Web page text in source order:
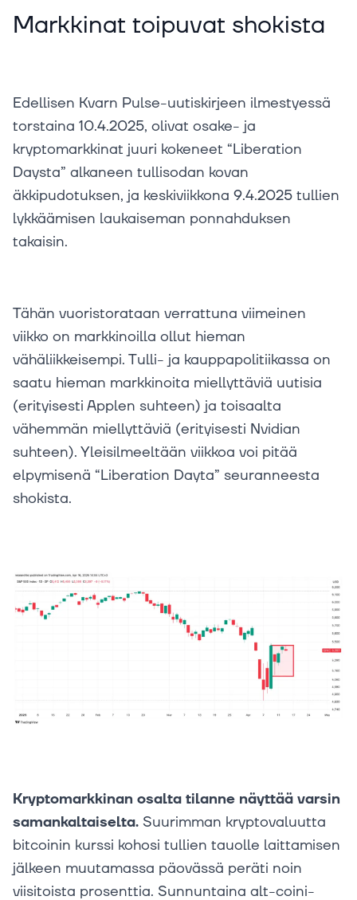
Markkinat toipuvat shokista
Edellisen Kvarn Pulse-uutiskirjeen ilmestyessä
torstaina 10.4.2025, olivat osake- ja
kryptomarkkinat juuri kokeneet “Liberation
Daysta” alkaneen tullisodan kovan
äkkipudotuksen, ja keskiviikkona 9.4.2025 tullien
lykkäämisen laukaiseman ponnahduksen
takaisin.
Tähän vuoristorataan verrattuna viimeinen
viikko on markkinoilla ollut hieman
vähäliikkeisempi. Tulli- ja kauppapolitiikassa on
saatu hieman markkinoita miellyttäviä uutisia
(erityisesti Applen suhteen) ja toisaalta
vähemmän miellyttäviä (erityisesti Nvidian
suhteen). Yleisilmeeltään viikkoa voi pitää
elpymisenä “Liberation Dayta” seuranneesta
shokista.
Kryptomarkkinan osalta tilanne näyttää varsin
samankaltaiselta. Suurimman kryptovaluutta
bitcoinin kurssi kohosi tullien tauolle laittamisen
jälkeen muutamassa päovässä peräti noin
viisitoista prosenttia. Sunnuntaina alt-coini-